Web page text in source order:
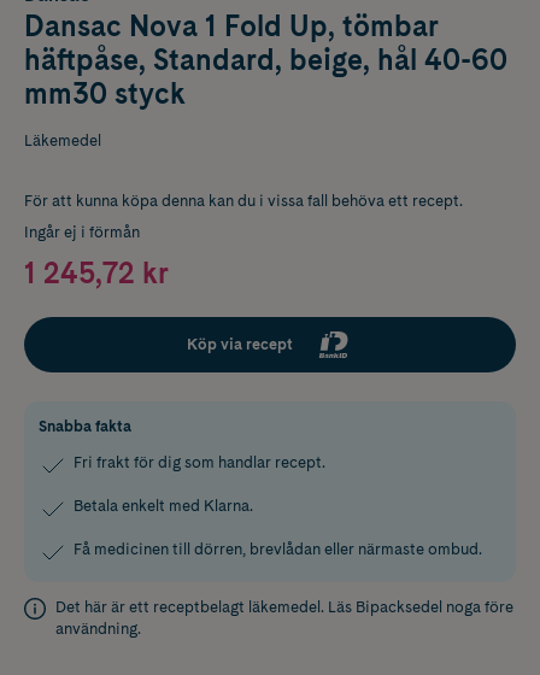
Dansac Nova 1 Fold Up, tömbar
häftpåse, Standard, beige, hål 40-60
mm30 styck
Läkemedel
För att kunna köpa denna kan du i vissa fall behöva ett recept.
Ingår ej i förmån
1 245,72 kr
Köp via recept
Snabba fakta
Fri frakt för dig som handlar recept.
Betala enkelt med Klarna.
Få medicinen till dörren, brevlådan eller närmaste ombud.
Det här är ett receptbelagt läkemedel. Läs Bipacksedel noga före
användning.